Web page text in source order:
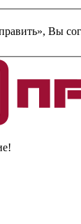
Вы